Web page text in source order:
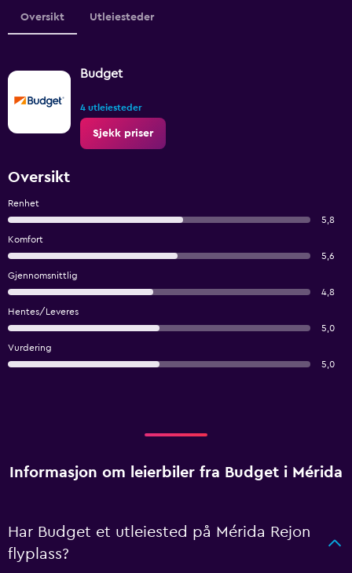
Oversikt Utleiesteder
Budget
4 utleiesteder
Sjekk priser
Oversikt
Renhet
5,8
Komfort
5,6
Gjennomsnittlig
4,8
Hentes/Leveres
5,0
Vurdering
5,0
Informasjon om leierbiler fra Budget i Mérida
Har Budget et utleiested på Mérida Rejon
flyplass?